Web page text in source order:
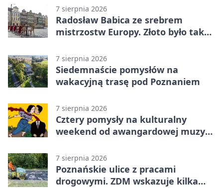
7 sierpnia 2026
Radosław Babica ze srebrem
mistrzostw Europy. Złoto było tak
7 sierpnia 2026
Siedemnaście pomysłów na
wakacyjną trasę pod Poznaniem
7 sierpnia 2026
Cztery pomysły na kulturalny
weekend od awangardowej muzyki
7 sierpnia 2026
Poznańskie ulice z pracami
drogowymi. ZDM wskazuje kilka